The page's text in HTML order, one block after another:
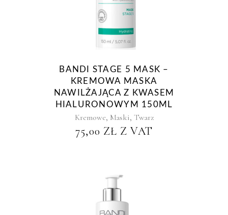
BANDI STAGE 5 MASK –
KREMOWA MASKA
NAWILŻAJĄCA Z KWASEM
HIALURONOWYM 150ML
Kremowe, Maski, Twarz
75,00 ZŁ Z VAT